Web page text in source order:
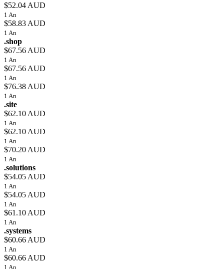
$52.04 AUD
1 An
$58.83 AUD
1 An
.shop
$67.56 AUD
1 An
$67.56 AUD
1 An
$76.38 AUD
1 An
.site
$62.10 AUD
1 An
$62.10 AUD
1 An
$70.20 AUD
1 An
.solutions
$54.05 AUD
1 An
$54.05 AUD
1 An
$61.10 AUD
1 An
.systems
$60.66 AUD
1 An
$60.66 AUD
1 An